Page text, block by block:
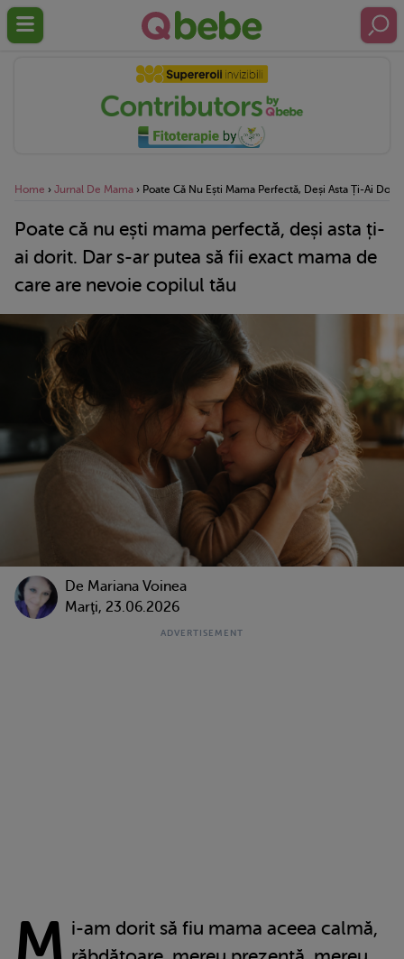
Home › Jurnal De Mama › Poate Că Nu Ești Mama Perfectă, Deși Asta Ți-Ai
Poate că nu ești mama perfectă, deși asta ți-
ai dorit. Dar s-ar putea să fii exact mama de
care are nevoie copilul tău
De Mariana Voinea
Marţi, 23.06.2026
M i-am dorit să fiu mama aceea calmă,